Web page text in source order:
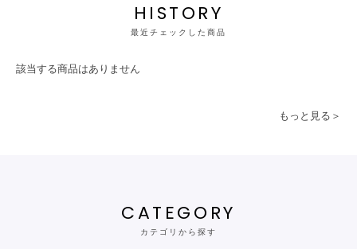
HISTORY
最近チェックした商品
該当する商品はありません
もっと見る＞
CATEGORY
カテゴリから探す